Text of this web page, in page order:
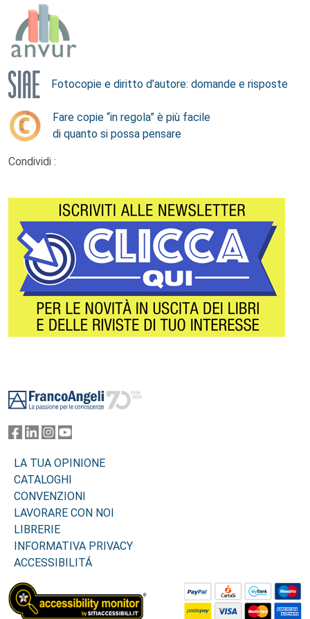
Fotocopie e diritto d’autore: domande e risposte
Fare copie “in regola” è più facile
di quanto si possa pensare
Condividi :
LA TUA OPINIONE
CATALOGHI
CONVENZIONI
LAVORARE CON NOI
LIBRERIE
INFORMATIVA PRIVACY
ACCESSIBILITÁ